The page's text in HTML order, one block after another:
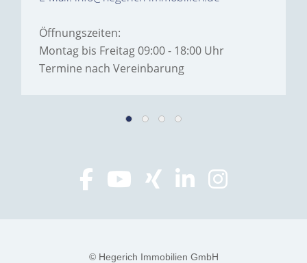
Öffnungszeiten:
Montag bis Freitag 09:00 - 18:00 Uhr
Termine nach Vereinbarung
© Hegerich Immobilien GmbH